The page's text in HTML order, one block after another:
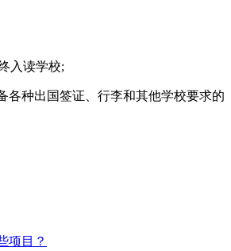
入读学校;
种出国签证、行李和其他学校要求的
项目？